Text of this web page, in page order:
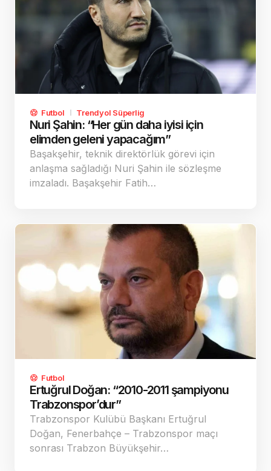
Futbol Trendyol Süperlig
Nuri Şahin: “Her gün daha iyisi için
elimden geleni yapacağım”
Başakşehir, teknik direktörlük görevi için
anlaşma sağladığı Nuri Şahin ile sözleşme
imzaladı. Başakşehir Fatih…
Futbol
Ertuğrul Doğan: “2010-2011 şampiyonu
Trabzonspor’dur”
Trabzonspor Kulübü Başkanı Ertuğrul
Doğan, Fenerbahçe – Trabzonspor maçı
sonrası Trabzon Büyükşehir…